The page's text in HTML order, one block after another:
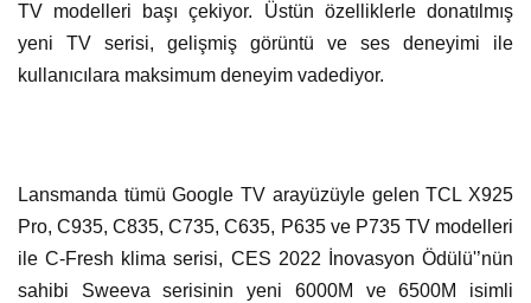
TV modelleri başı çekiyor. Üstün özelliklerle donatılmış
yeni TV serisi, gelişmiş görüntü ve ses deneyimi ile
kullanıcılara maksimum deneyim vadediyor.
Lansmanda tümü Google TV arayüzüyle gelen TCL X925
Pro, C935, C835, C735, C635, P635 ve P735 TV modelleri
ile C-Fresh klima serisi, CES 2022 İnovasyon Ödülü'’nün
sahibi Sweeva serisinin yeni 6000M ve 6500M isimli